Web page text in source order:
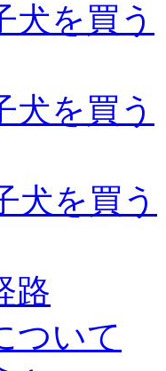
犬を買う
犬を買う
犬を買う
路
ついて